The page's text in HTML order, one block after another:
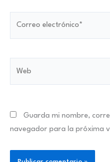
Guarda mi nombre,
navegador para la próxima